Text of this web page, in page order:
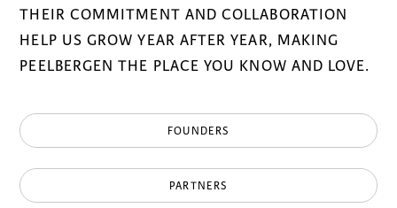
THEIR COMMITMENT AND COLLABORATION
HELP US GROW YEAR AFTER YEAR, MAKING
PEELBERGEN THE PLACE YOU KNOW AND LOVE.
FOUNDERS
PARTNERS